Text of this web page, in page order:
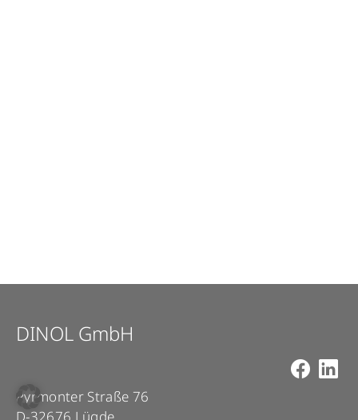
DINOL GmbH
Pyrmonter Straße 76